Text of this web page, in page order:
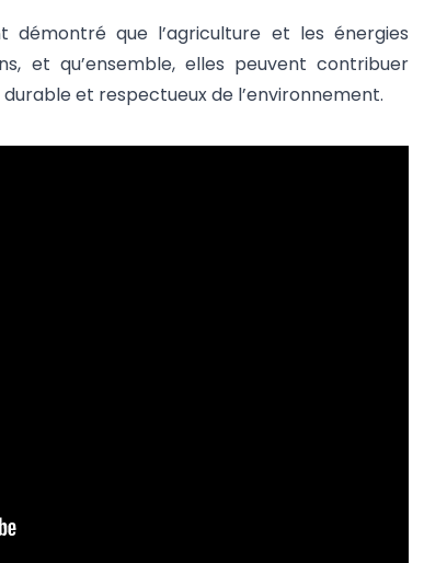
que l’agriculture et les énergies
et qu’ensemble, elles peuvent contribuer
et respectueux de l’environnement.